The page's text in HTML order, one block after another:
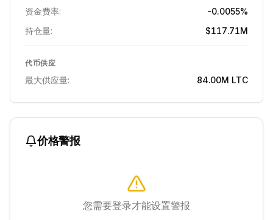
资金费率:
-0.0055%
持仓量:
$117.71M
代币供应
最大供应量: 84.00M LTC
价格警报
您需要登录才能设置警报